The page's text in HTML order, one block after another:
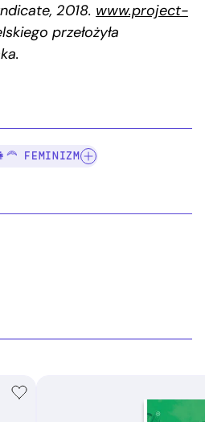
2018. www.project-
przełożyła
FEMINIZM